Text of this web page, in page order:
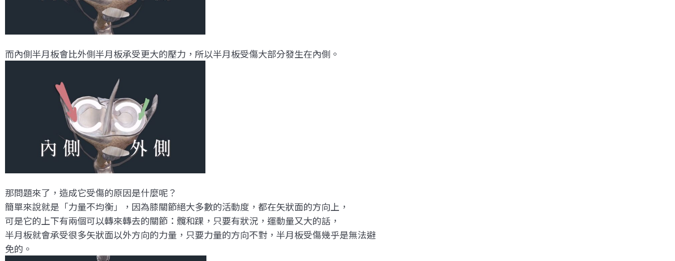
而內側半月板會比外側半月板承受更大的壓力，所以半月板受傷大部分發生在內側。
那問題來了，造成它受傷的原因是什麼呢？
簡單來說就是「力量不均衡」，因為膝關節絕大多數的活動度，都在矢狀面的方向上，
可是它的上下有兩個可以轉來轉去的關節：髖和踝，只要有狀況，運動量又大的話，
半月板就會承受很多矢狀面以外方向的力量，只要力量的方向不對，半月板受傷幾乎是無法避
免的。